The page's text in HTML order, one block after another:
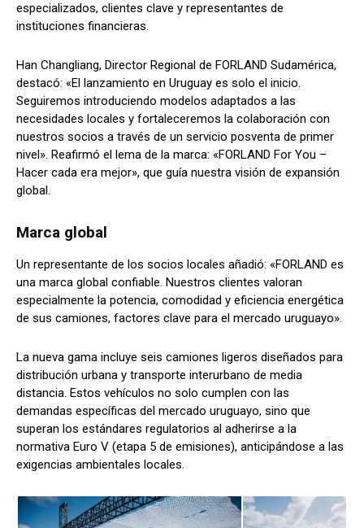
especializados, clientes clave y representantes de
instituciones financieras.
Han Changliang, Director Regional de FORLAND Sudamérica,
destacó: «El lanzamiento en Uruguay es solo el inicio.
Seguiremos introduciendo modelos adaptados a las
necesidades locales y fortaleceremos la colaboración con
nuestros socios a través de un servicio posventa de primer
nivel». Reafirmó el lema de la marca: «FORLAND For You –
Hacer cada era mejor», que guía nuestra visión de expansión
global.
Marca global
Un representante de los socios locales añadió: «FORLAND es
una marca global confiable. Nuestros clientes valoran
especialmente la potencia, comodidad y eficiencia energética
de sus camiones, factores clave para el mercado uruguayo».
La nueva gama incluye seis camiones ligeros diseñados para
distribución urbana y transporte interurbano de media
distancia. Estos vehículos no solo cumplen con las
demandas específicas del mercado uruguayo, sino que
superan los estándares regulatorios al adherirse a la
normativa Euro V (etapa 5 de emisiones), anticipándose a las
exigencias ambientales locales.